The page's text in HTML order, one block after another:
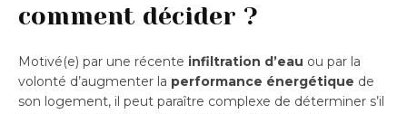
comment décider ?
Motivé(e) par une récente infiltration d’eau ou par la
volonté d’augmenter la performance énergétique de
son logement, il peut paraître complexe de déterminer s’il